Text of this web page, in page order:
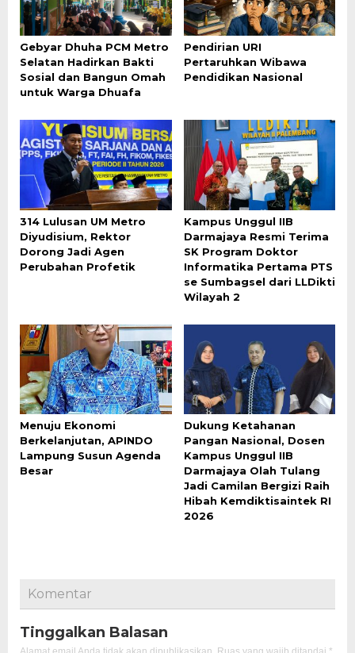
Gebyar Dhuha PCM Metro
Selatan Hadirkan Bakti
Sosial dan Bangun Omah
untuk Warga Dhuafa
Pendirian URI
Pertaruhkan Wibawa
Pendidikan Nasional
314 Lulusan UM Metro
Diyudisium, Rektor
Dorong Jadi Agen
Perubahan Profetik
Kampus Unggul IIB
Darmajaya Resmi Terima
SK Program Doktor
Informatika Pertama PTS
se Sumbagsel dari LLDikti
Wilayah 2
Menuju Ekonomi
Berkelanjutan, APINDO
Lampung Susun Agenda
Besar
Dukung Ketahanan
Pangan Nasional, Dosen
Kampus Unggul IIB
Darmajaya Olah Tulang
Jadi Camilan Bergizi Raih
Hibah Kemdiktisaintek RI
2026
Komentar
Tinggalkan Balasan